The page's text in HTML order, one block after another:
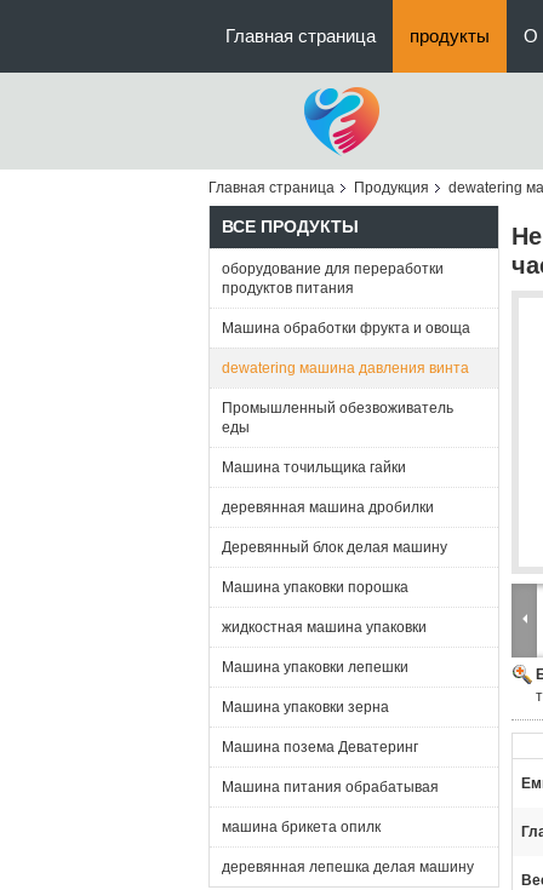
Главная страница продукты О
Главная страница Продукция dewatering
ВСЕ ПРОДУКТЫ
оборудование для переработки
продуктов питания
Машина обработки фрукта и овоща
dewatering машина давления винта
Промышленный обезвоживатель
еды
Машина точильщика гайки
деревянная машина дробилки
Деревянный блок делая машину
Машина упаковки порошка
жидкостная машина упаковки
Машина упаковки лепешки
Машина упаковки зерна
Машина позема Деватеринг
Машина питания обрабатывая
машина брикета опилк
деревянная лепешка делая машину